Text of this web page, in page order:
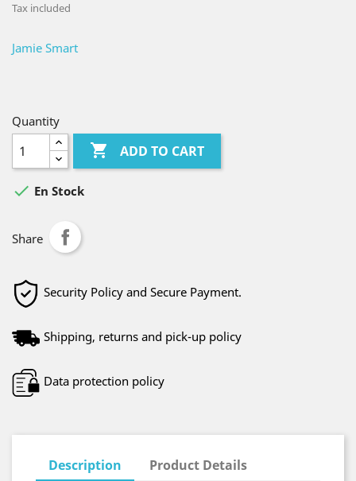
Tax included
Jamie Smart
Quantity
 ADD TO CART
 En Stock
Share
Security Policy and Secure Payment.
Shipping, returns and pick-up policy
Data protection policy
Description Product Details